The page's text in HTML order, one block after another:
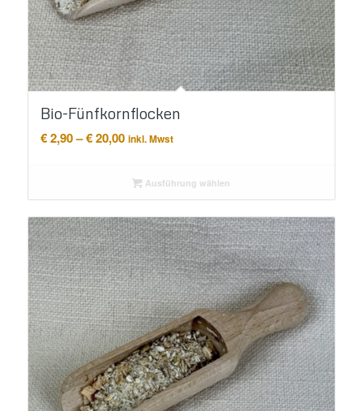
Bio-Fünfkornflocken
€2,90–€20,00Preisspanne:
€ 20,00
inkl. Mwst
Ausführung wählen